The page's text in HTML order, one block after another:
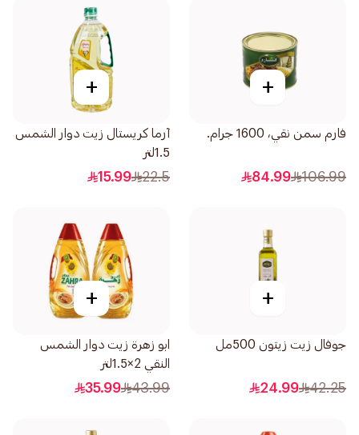
+
فارم سمن نقي، 1600 جرام.
106.99
84.99
+
آرما كريستال زيت دوار الشمس
1.5لتر
22.5
15.99
+
جوفال زيت زيتون 500مل
42.25
24.99
+
ابو زهرة زيت دوار الشمس
النقي 2×1.5لتر
43.99
35.99